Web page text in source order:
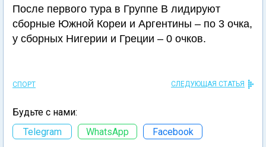
После первого тура в Группе В лидируют
сборные Южной Кореи и Аргентины – по 3 очка,
у сборных Нигерии и Греции – 0 очков.
СПОРТ СЛЕДУЮЩАЯ СТАТЬЯ
Будьте с нами:
Telegram
WhatsApp Facebook